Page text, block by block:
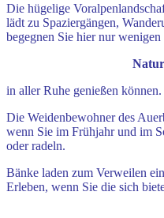
Die hügelige
lädt zu Spaziergängen,
begegnen Sie hier nur
in aller Ruhe genießen können.
Die Weidenbewohner des
wenn Sie im Frühjahr und im
oder radeln.
Bänke laden zum Verweilen
Erleben, wenn Sie die sich